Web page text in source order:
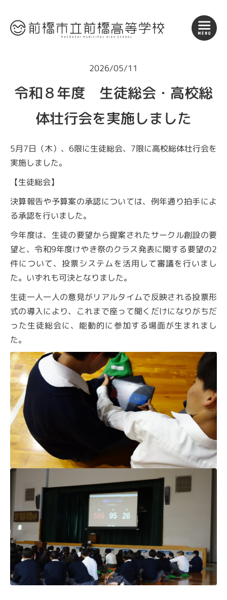
2026/05/11
令和８年度 生徒総会・高校総
体壮行会を実施しました
5月7日（木）、6限に生徒総会、7限に高校総体壮行会を
実施しました。
【生徒総会】
決算報告や予算案の承認については、例年通り拍手によ
る承認を行いました。
今年度は、生徒の要望から提案されたサークル創設の要
望と、令和9年度けやき祭のクラス発表に関する要望の2
件について、投票システムを活用して審議を行いまし
た。いずれも可決となりました。
生徒一人一人の意見がリアルタイムで反映される投票形
式の導入により、これまで座って聞くだけになりがちだ
った生徒総会に、能動的に参加する場面が生まれまし
た。